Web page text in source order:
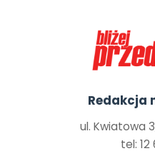
Redakcja
ul. Kwiatowa
tel: 12